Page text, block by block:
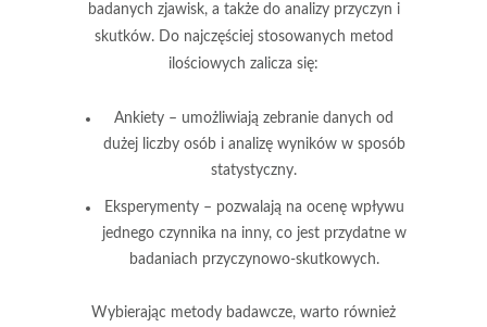
badanych zjawisk, a także do analizy przyczyn i
skutków. Do najczęściej stosowanych metod
ilościowych zalicza się:
Ankiety – umożliwiają zebranie danych od
dużej liczby osób i analizę wyników w sposób
statystyczny.
Eksperymenty– pozwalają na ocenę wpływu
jednego czynnika na inny, co jest przydatne w
badaniach przyczynowo-skutkowych.
Wybierając metody badawcze, warto również